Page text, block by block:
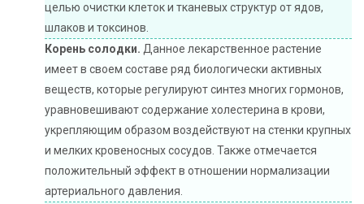
целью очистки клеток и тканевых структур от ядов,
шлаков и токсинов.
Корень солодки. Данное лекарственное растение
имеет в своем составе ряд биологически активных
веществ, которые регулируют синтез многих гормонов,
уравновешивают содержание холестерина в крови,
укрепляющим образом воздействуют на стенки крупных
и мелких кровеносных сосудов. Также отмечается
положительный эффект в отношении нормализации
артериального давления.